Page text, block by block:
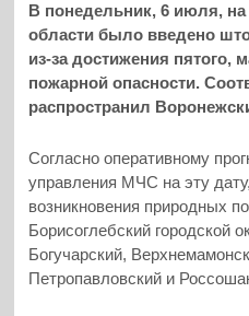
В понедельник, 6 июля,
области было введено
из-за достижения пятого,
пожарной опасности.
распространил
Согласно оперативному
управления МЧС на эту
возникновения природных
Борисоглебский городской
Богучарский,
Петропавловский и